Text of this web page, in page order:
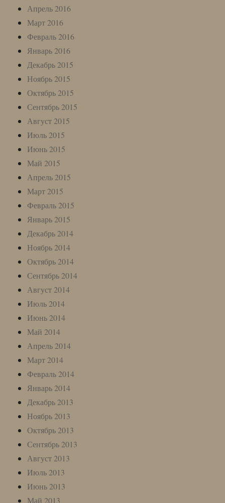
Апрель 2016
Март 2016
Февраль 2016
Январь 2016
Декабрь 2015
Ноябрь 2015
Октябрь 2015
Сентябрь 2015
Август 2015
Июль 2015
Июнь 2015
Май 2015
Апрель 2015
Март 2015
Февраль 2015
Январь 2015
Декабрь 2014
Ноябрь 2014
Октябрь 2014
Сентябрь 2014
Август 2014
Июль 2014
Июнь 2014
Май 2014
Апрель 2014
Март 2014
Февраль 2014
Январь 2014
Декабрь 2013
Ноябрь 2013
Октябрь 2013
Сентябрь 2013
Август 2013
Июль 2013
Июнь 2013
Май 2013